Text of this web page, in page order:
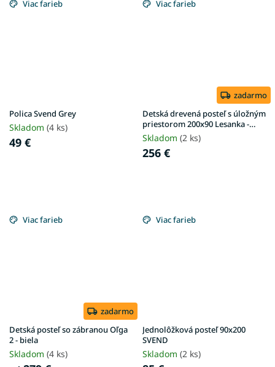
Viac farieb
Polica Svend Grey
Skladom (4 ks)
49 €
Viac farieb
zadarmo
Detská drevená posteľ s úložným
priestorom 200x90 Lesanka -
biela
Skladom (2 ks)
256 €
Viac farieb
zadarmo
Detská posteľ so zábranou Oľga
2 - biela
Skladom (4 ks)
Viac farieb
Jednolôžková posteľ 90x200
SVEND
Skladom (2 ks)